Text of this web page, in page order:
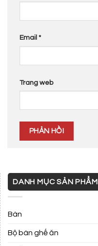
Email *
Trang web
DANH MỤC SẢN PHẨM
Bàn
Bộ bàn ghế ăn